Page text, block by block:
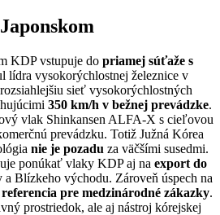
KDP vstupuje do priamej súťaže s
lídra vysokorýchlostnej železnice v
sieť vysokorýchlostných
350 km/h v bežnej prevádzke.
vlak Shinkansen ALFA-X s cieľovou
prevádzku. Totiž Južná Kórea
nie je pozadu za väčšími susedmi.
ponúkať vlaky KDP aj na export do
a Blízkeho východu. Zároveň úspech na
referencia pre medzinárodné zákazky.
prostriedok, ale aj nástroj kórejskej